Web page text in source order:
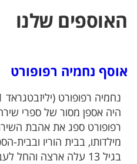
האוספים שלנו
אוסף נחמיה רפופורט
היה אספן מסור של ספרי
רפופורט ספג את אהבת
מילדותו, בבית הוריו ובבית-
בגיל 13 עלה ארצה